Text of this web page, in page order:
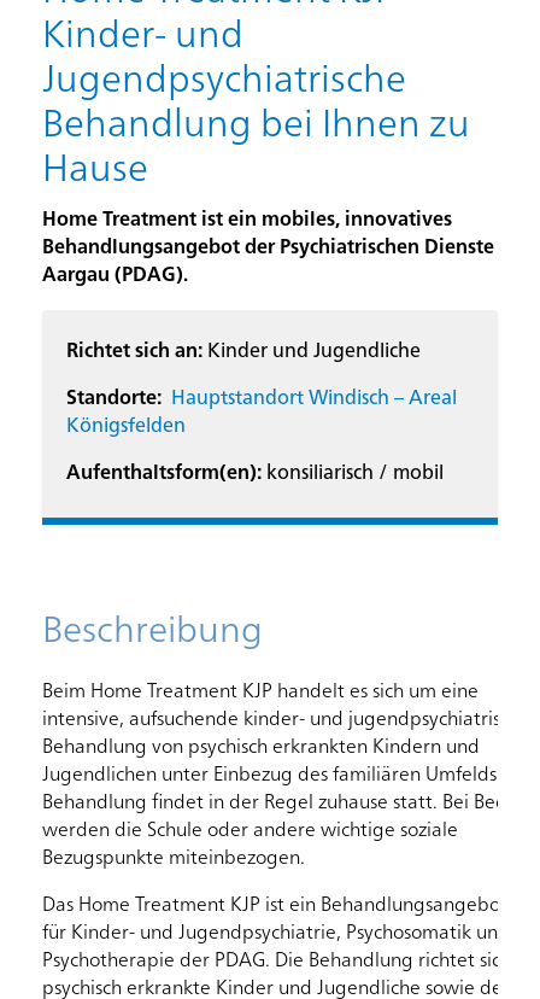
Kinder- und
Jugendpsychiatrische
Behandlung bei Ihnen zu
Hause
Home Treatment ist ein mobiles, innovatives
Behandlungsangebot der Psychiatrischen Dienste
Aargau (PDAG).
Richtet sich an: Kinder und Jugendliche
Standorte:
Hauptstandort Windisch – Areal
Königsfelden
Aufenthaltsform(en): konsiliarisch / mobil
Beschreibung
Beim Home Treatment KJP handelt es sich um eine
intensive, aufsuchende kinder- und jugendpsychiatrische
Behandlung von psychisch erkrankten Kindern und
Jugendlichen unter Einbezug des familiären Umfelds. Die
Behandlung findet in der Regel zuhause statt. Bei Bedarf
werden die Schule oder andere wichtige soziale
Bezugspunkte miteinbezogen.
Das Home Treatment KJP ist ein Behandlungsangebot
für Kinder- und Jugendpsychiatrie, Psychosomatik und
Psychotherapie der PDAG. Die Behandlung richtet sich an
psychisch erkrankte Kinder und Jugendliche sowie deren